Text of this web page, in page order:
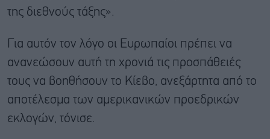
της διεθνούς τάξης».
Για αυτόν τον λόγο οι Ευρωπαίοι πρέπει να
ανανεώσουν αυτή τη χρονιά τις προσπάθειές
τους να βοηθήσουν το Κίεβο, ανεξάρτητα από το
αποτέλεσμα των αμερικανικών προεδρικών
εκλογών, τόνισε.